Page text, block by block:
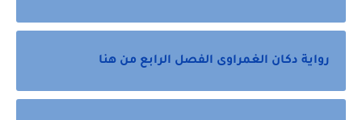
رواية دكان الغمراوى الفصل الرابع من هنا